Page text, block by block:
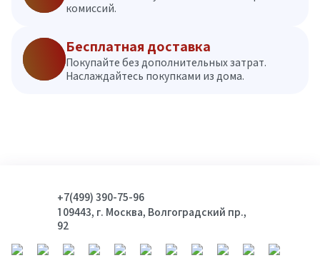
комиссий.
Бесплатная доставка
Покупайте без дополнительных затрат.
Наслаждайтесь покупками из дома.
+7(499) 390-75-96
109443, г. Москва, Волгоградский пр.,
92